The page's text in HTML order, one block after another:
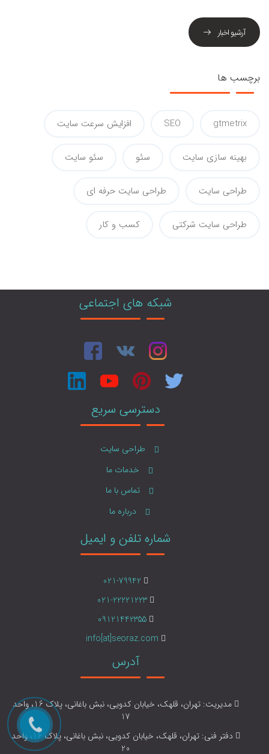
آرشیو اخبار
برچسب ها
gtmetrix
SEO افزایش سرعت سایت
بهینه سازی سایت سئو سئو سایت
طراحی سایت طراحی سایت حرفه ای
طراحی سایت شرکتی کسب و کار
شبکه های اجتماعی
دسترسی سریع
طراحی سایت
خدمات ما
تماس با ما
درباره ما
شماره تلفن و ایمیل
021-79942
021-22221223
09121442355
info[at]seoraz.com
آدرس
مدیریت: تهران، قلهک، خیابان کدویی، نبش باغانی، پلاک 16، واحد
17
دفتر فنی: تهران، قلهک، خیابان کدویی، نبش باغانی، پلاک 16، واحد
20